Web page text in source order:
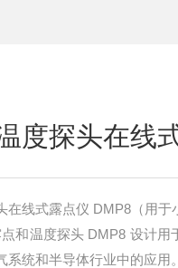
度探头在线
智能型露点和温度探
和温度探头 DMP8 设计
统和半导体行业中的应用。